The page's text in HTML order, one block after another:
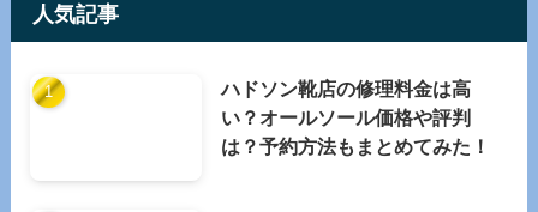
人気記事
ハドソン靴店の修理料金は高
い？オールソール価格や評判
は？予約方法もまとめてみた！